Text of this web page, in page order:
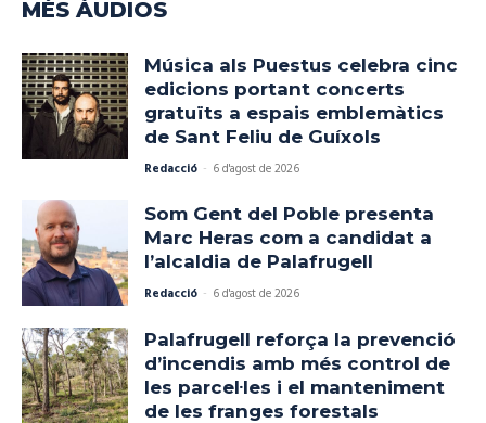
MÉS ÀUDIOS
Música als Puestus celebra cinc
edicions portant concerts
gratuïts a espais emblemàtics
de Sant Feliu de Guíxols
Redacció - 6 d'agost de 2026
Som Gent del Poble presenta
Marc Heras com a candidat a
l’alcaldia de Palafrugell
Redacció - 6 d'agost de 2026
Palafrugell reforça la prevenció
d’incendis amb més control de
les parcel·les i el manteniment
de les franges forestals